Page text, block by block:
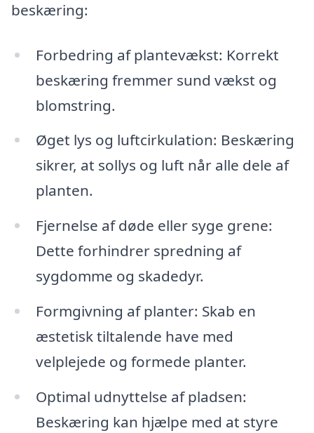
beskæring:
Forbedring af plantevækst: Korrekt
beskæring fremmer sund vækst og
blomstring.
Øget lys og luftcirkulation: Beskæring
sikrer, at sollys og luft når alle dele af
planten.
Fjernelse af døde eller syge grene:
Dette forhindrer spredning af
sygdomme og skadedyr.
Formgivning af planter: Skab en
æstetisk tiltalende have med
velplejede og formede planter.
Optimal udnyttelse af pladsen:
Beskæring kan hjælpe med at styre